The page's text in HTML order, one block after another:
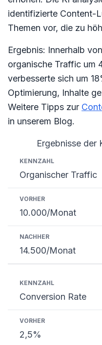
identifizierte Content-
Themen vor, die zu
Ergebnis: Innerhalb
organische Traffic um
verbesserte sich um
Optimierung, Inhalte
Weitere Tipps zur
in unserem Blog.
Ergebnisse der
KennzahlVorher
Organischer Traffic
10.000/Monat
14.500/Monat
Conversion Rate
2,5%